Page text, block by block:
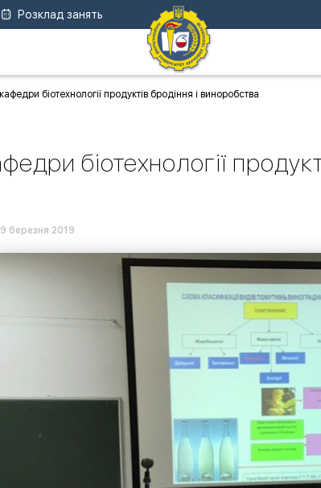
Розклад занять
біотехнології продуктів бродіння і виноробства
біотехнології
березня 2019